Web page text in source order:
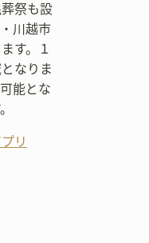
祭も設
川越市
す。１
なりま
能とな
リ